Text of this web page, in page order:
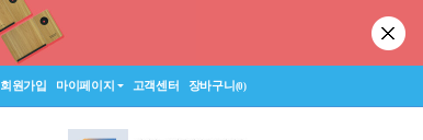
회원가입 마이페이지 고객센터 장바구니(0)